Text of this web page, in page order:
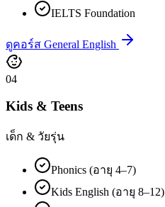
IELTS Foundation
ดูคอร์ส General English
04
Kids & Teens
เด็ก & วัยรุ่น
Phonics (อายุ 4–7)
Kids English (อายุ 8–12)